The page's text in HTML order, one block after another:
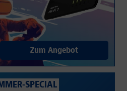
Zum Angebot
SPECIAL